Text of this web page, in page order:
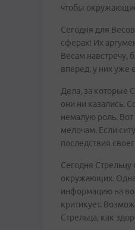
чтобы
Сегодня для
сферах! Их
Весам навстречу,
вперед, у них уже
Дела, за которые
они ни казались.
немалую роль. Вот
мелочам. Если
последствия
Сегодня Стрельцу
окружающих.
информацию на
критикует.
Стрельца, как